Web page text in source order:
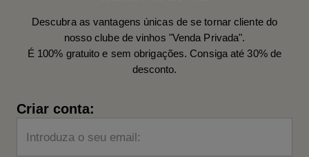
Descubra as vantagens únicas de se tornar cliente do
nosso clube de vinhos "Venda Privada".
É 100% gratuito e sem obrigações. Consiga até 30% de
desconto.
Criar conta:
Introduza o seu email: